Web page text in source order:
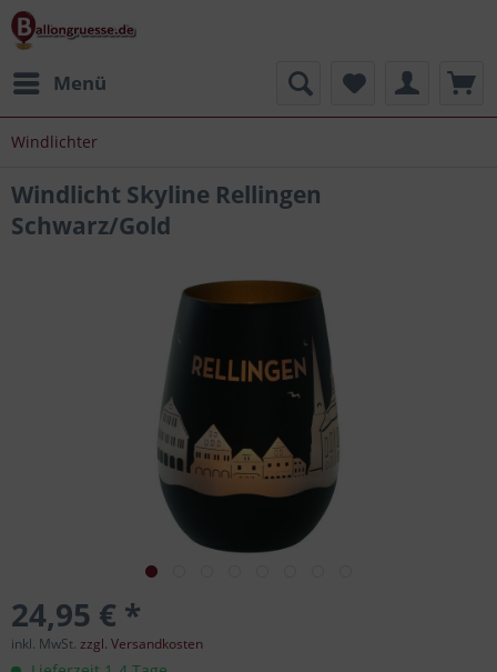
Menü
Windlichter
Windlicht Skyline Rellingen
Schwarz/Gold
24,95 € *
inkl. MwSt. zzgl. Versandkosten